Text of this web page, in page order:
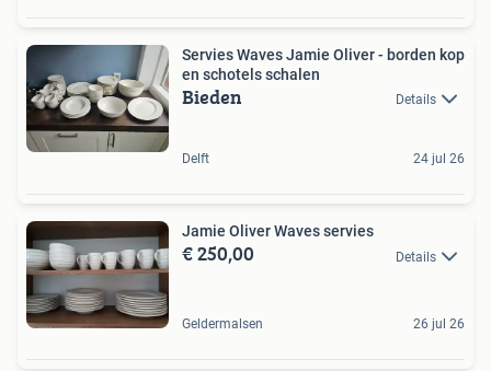
Servies Waves Jamie Oliver - borden kop
en schotels schalen
Bieden Details
Delft 24 jul 26
Jamie Oliver Waves servies
€ 250,00 Details
Geldermalsen 26 jul 26